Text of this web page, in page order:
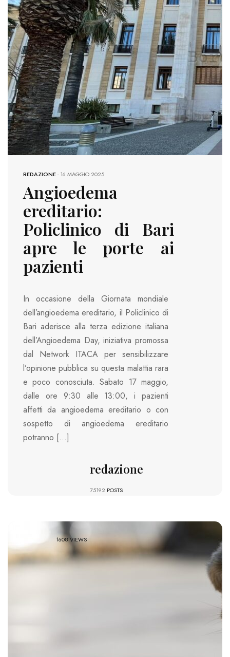
REDAZIONE-16 MAGGIO 2025
Angioedema
ereditario:
Policlinico di Bari
apre le porte ai
pazienti
In occasione della Giornata mondiale
dell’angioedema ereditario, il Policlinico di
Bari aderisce alla terza edizione italiana
dell’Angioedema Day, iniziativa promossa
dal Network ITACA per sensibilizzare
l’opinione pubblica su questa malattia rara
e poco conosciuta. Sabato 17 maggio,
dalle ore 9:30 alle 13:00, i pazienti
affetti da angioedema ereditario o con
sospetto di angioedema ereditario
potranno […]
redazione
75192 POSTS
1608 VIEWS